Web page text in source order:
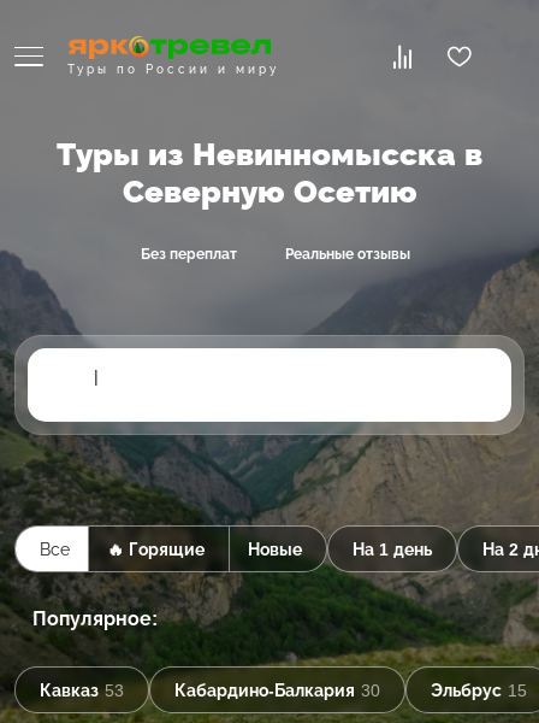
Туры по России и миру
Туры из Невинномысска в
Северную Осетию
Без переплат Реальные отзывы
|
Все 🔥 Горящие Новые На 1 день На 2
Популярное:
Кавказ 53 Кабардино-Балкария 30 Эльбрус 15